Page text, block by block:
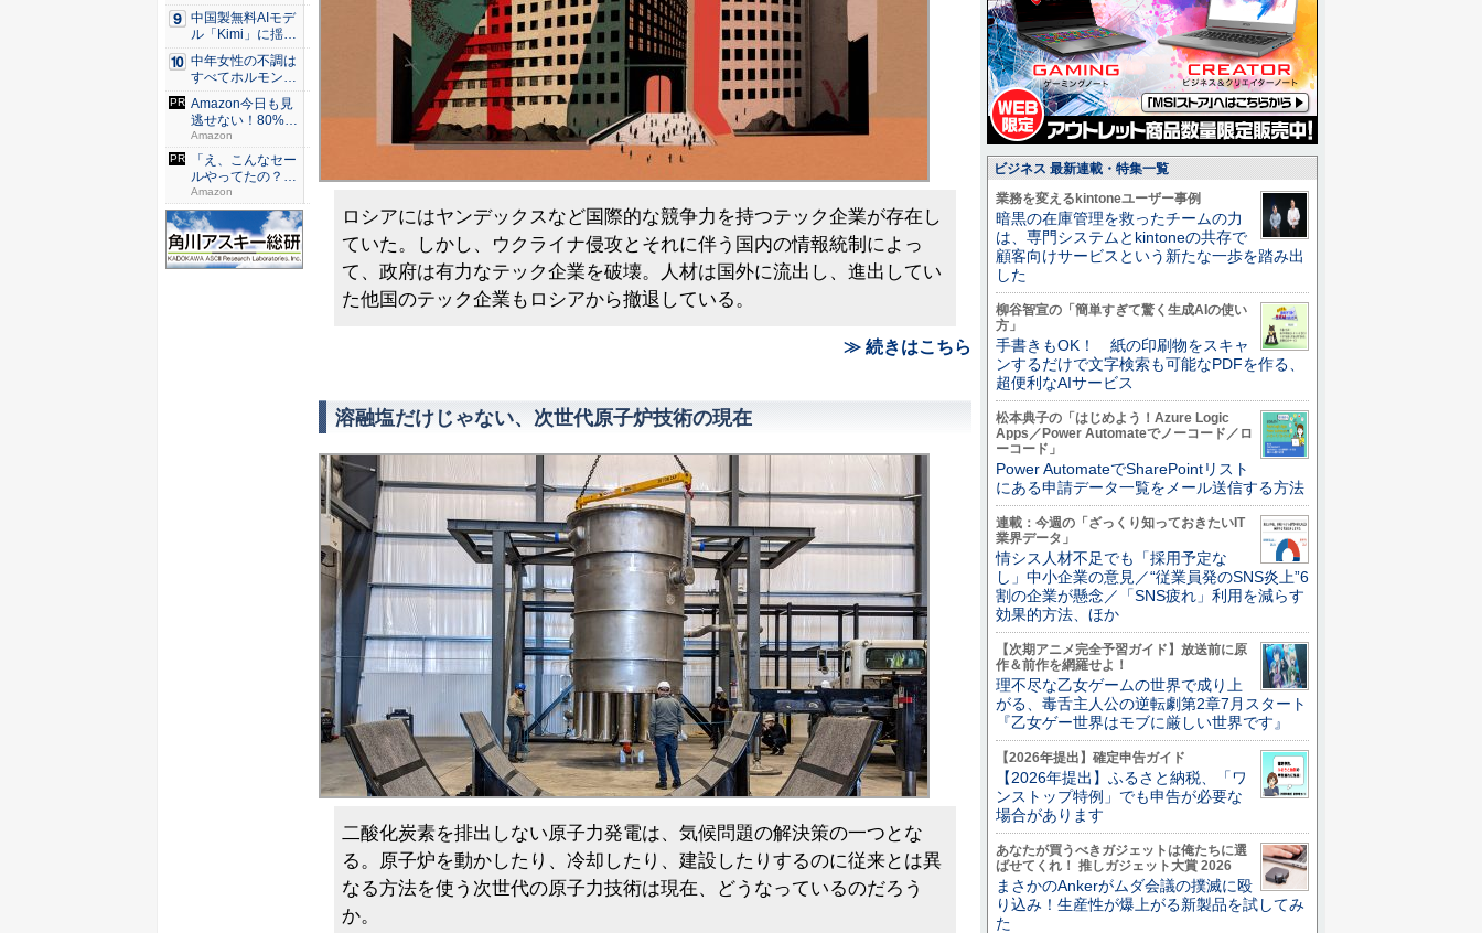
ロシアにはヤンデックスなど国際的な競争力を持つテック企業が存在し
ていた。しかし、ウクライナ侵攻とそれに伴う国内の情報統制によっ
て、政府は有力なテック企業を破壊。人材は国外に流出し、進出してい
た他国のテック企業もロシアから撤退している。
≫ 続きはこちら
溶融塩だけじゃない、次世代原子炉技術の現在
二酸化炭素を排出しない原子力発電は、気候問題の解決策の一つとな
る。原子炉を動かしたり、冷却したり、建設したりするのに従来とは異
なる方法を使う次世代の原子力技術は現在、どうなっているのだろう
か。
中国製無料AIモデ
ル「Kimi」に揺れ
る...
中年女性の不調は
すべてホルモンの
せい？ ...
Amazon今日も見
逃せない！80%O
F...
Amazon
「え、こんなセー
ルやってたの？」
80％O...
Amazon
ビジネス 最新連載・特集一覧
業務を変えるkintoneユーザー事例
暗黒の在庫管理を救ったチームの力
は、専門システムとkintoneの共存で
顧客向けサービスという新たな一歩を踏み出
した
柳谷智宣の「簡単すぎて驚く生成AIの使い
方」
手書きもOK！ 紙の印刷物をスキャ
ンするだけで文字検索も可能なPDFを作る、
超便利なAIサービス
松本典子の「はじめよう！Azure Logic
Apps／Power Automateでノーコード／ロ
ーコード」
Power AutomateでSharePointリスト
にある申請データ一覧をメール送信する方法
連載：今週の「ざっくり知っておきたいIT
業界データ」
情シス人材不足でも「採用予定な
し」中小企業の意見／“従業員発のSNS炎上”6
割の企業が懸念／「SNS疲れ」利用を減らす
効果的方法、ほか
【次期アニメ完全予習ガイド】放送前に原
作＆前作を網羅せよ！
理不尽な乙女ゲームの世界で成り上
がる、毒舌主人公の逆転劇第2章7月スタート
『乙女ゲー世界はモブに厳しい世界です』
【2026年提出】確定申告ガイド
【2026年提出】ふるさと納税、「ワ
ンストップ特例」でも申告が必要な
場合があります
あなたが買うべきガジェットは俺たちに選
ばせてくれ！ 推しガジェット大賞 2026
まさかのAnkerがムダ会議の撲滅に殴
り込み！生産性が爆上がる新製品を試してみ
た